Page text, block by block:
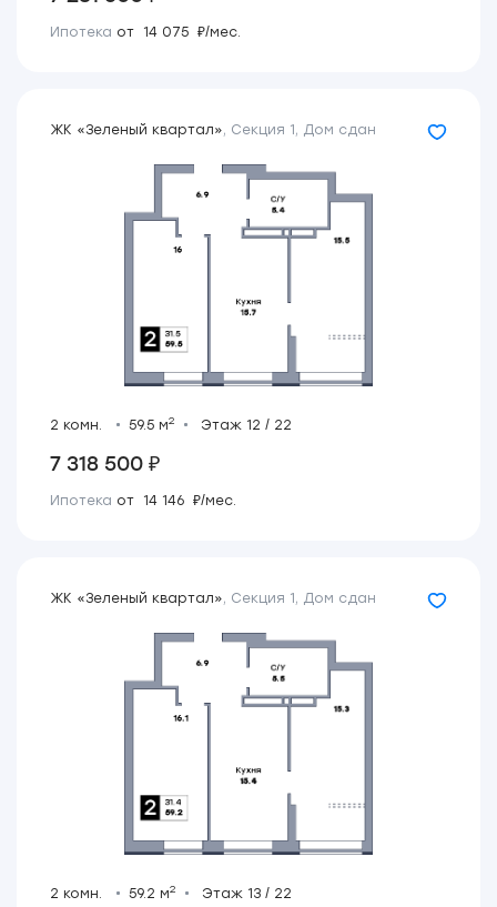
Ипотека от 14 075 ₽/мес.
ЖК «Зеленый квартал», Секция 1, Дом сдан
2 комн. 59.5 м2 Этаж 12 / 22
7 318 500 ₽
Ипотека от 14 146 ₽/мес.
ЖК «Зеленый квартал», Секция 1, Дом сдан
2 комн. 59.2 м2 Этаж 13 / 22